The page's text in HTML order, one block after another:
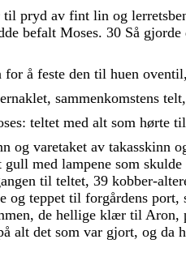
til pryd av fint lin og
befalt Moses. 30 Så gjorde
for å feste den til huen oventil,
, sammenkomstens telt,
: teltet med alt som hørte til
og varetaket av takasskinn
gull med lampene som skulde
til teltet, 39 kobber-
og teppet til forgårdens port,
, de hellige klær til Aron,
alt det som var gjort, og da